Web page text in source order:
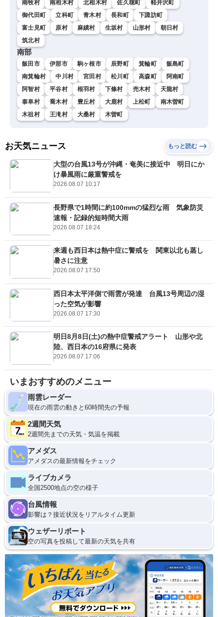
南牧村 南相木村 北相木村 佐久穂町
軽井沢町
御代田町
立科町 青木村 長和町
下諏訪町
富士見町
原村 麻績村 生坂村 山形村
朝日村
筑北村
南部
飯田市 伊那市 駒ヶ根市 辰野町 箕輪町
飯島町
南箕輪村
中川村 宮田村 松川町 高森町
阿南町
阿智村
平谷村 根羽村 下條村 売木村
天龍村
泰阜村
喬木村 豊丘村 大鹿村 上松町
南木曽町
木祖村
王滝村 大桑村 木曽町
お天気ニュース もっと読む
大型の台風13号が沖縄・奄美に接近中 明日にか
け暴風雨に厳重警戒を
2026.08.07 10:17
長野県で1時間に約100mmの猛烈な雨 気象防災
速報・記録的短時間大雨
2026.08.07 18:24
来週も西日本は熱中症に警戒を 関東以北も蒸し
暑さに注意
2026.08.07 17:50
西日本太平洋側で雨雲が発達 台風13号周辺の湿
った空気が影響
2026.08.07 17:30
明日8月8日(土)の熱中症警戒アラート 山形や北
陸、西日本の16府県に発表
2026.08.07 17:06
いまおすすめのメニュー
雨雲レーダー
現在の雨雲の動きと60時間先の予報
2週間天気
2週間先までの天気・気温を掲載
アメダス
アメダスの最新情報をチェック
ライブカメラ
全国2500地点の空の様子
台風情報
影響は？接近状況をリアルタイム更新
ウェザーリポート
空の写真を投稿して最新の天気を共有